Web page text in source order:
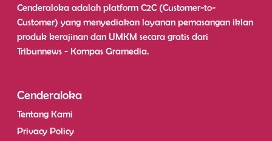
Cenderaloka adalah platform C2C (Customer-to-
Customer) yang menyediakan layanan pemasangan iklan
produk kerajinan dan UMKM secara gratis dari
Tribunnews - Kompas Gramedia.
Cenderaloka
Tentang Kami
Privacy Policy